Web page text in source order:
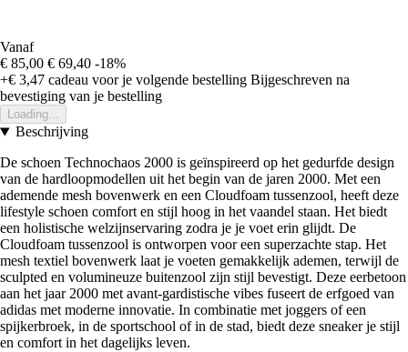
Vanaf
€ 85,00 € 69,40 -18%
+€ 3,47 cadeau voor je volgende bestelling Bijgeschreven na
bevestiging van je bestelling
Loading...
Beschrijving
De schoen Technochaos 2000 is geïnspireerd op het gedurfde design
van de hardloopmodellen uit het begin van de jaren 2000. Met een
ademende mesh bovenwerk en een Cloudfoam tussenzool, heeft deze
lifestyle schoen comfort en stijl hoog in het vaandel staan. Het biedt
een holistische welzijnservaring zodra je je voet erin glijdt. De
Cloudfoam tussenzool is ontworpen voor een superzachte stap. Het
mesh textiel bovenwerk laat je voeten gemakkelijk ademen, terwijl de
sculpted en volumineuze buitenzool zijn stijl bevestigt. Deze eerbetoon
aan het jaar 2000 met avant-gardistische vibes fuseert de erfgoed van
adidas met moderne innovatie. In combinatie met joggers of een
spijkerbroek, in de sportschool of in de stad, biedt deze sneaker je stijl
en comfort in het dagelijks leven.